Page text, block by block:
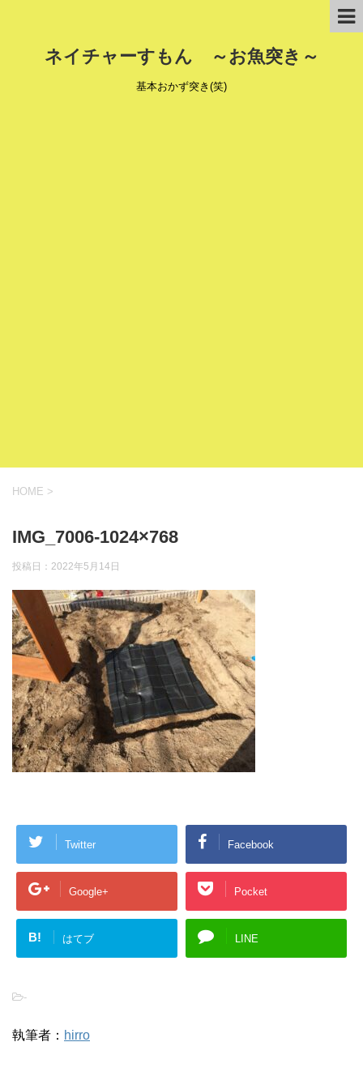
ネイチャーすもん ～お魚突き～
基本おかず突き(笑)
HOME >
IMG_7006-1024×768
投稿日： 2022年5月14日
Twitter Facebook
Google+ Pocket
B! はてブ LINE
-
執筆者： hirro